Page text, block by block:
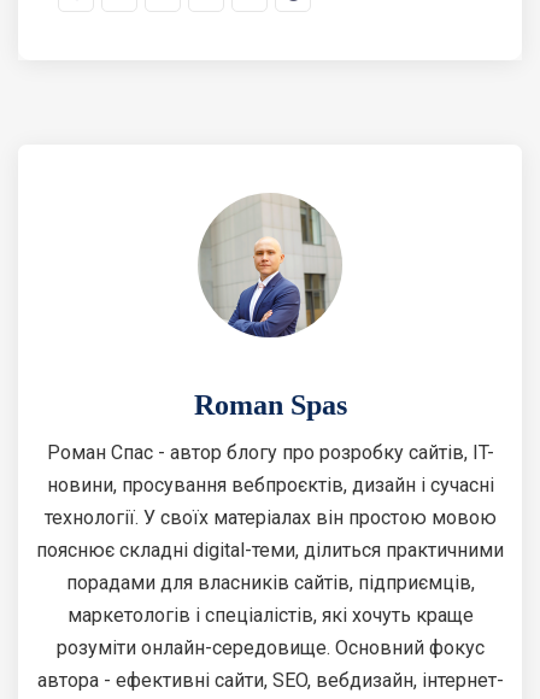
Roman Spas
Роман Спас - автор блогу про розробку сайтів, IT-
новини, просування вебпроєктів, дизайн і сучасні
технології. У своїх матеріалах він простою мовою
пояснює складні digital-теми, ділиться практичними
порадами для власників сайтів, підприємців,
маркетологів і спеціалістів, які хочуть краще
розуміти онлайн-середовище. Основний фокус
автора - ефективні сайти, SEO, вебдизайн, інтернет-